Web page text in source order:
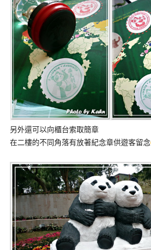
另外還可以向櫃台索取簡章
在二樓的不同角落有放著紀念章供遊客留念